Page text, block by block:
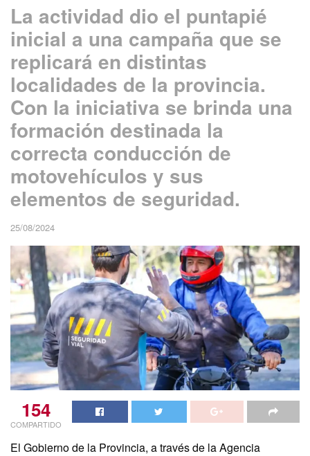
La actividad dio el puntapié
inicial a una campaña que se
replicará en distintas
localidades de la provincia.
Con la iniciativa se brinda una
formación destinada la
correcta conducción de
motovehículos y sus
elementos de seguridad.
25/08/2024
154
COMPARTIDO
El Gobierno de la Provincia, a través de la Agencia